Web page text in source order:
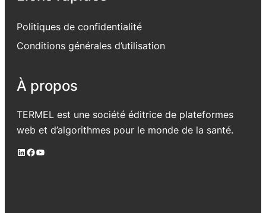
Politiques de confidentialité
Conditions générales d’utilisation
À propos
TERMEL est une société éditrice de plateformes
web et d’algorithmes pour le monde de la santé.
LinkedIn Facebook YouTube